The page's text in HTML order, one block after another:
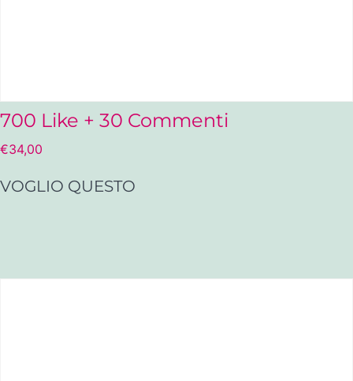
700 Like + 30 Commenti
€34,00
VOGLIO QUESTO